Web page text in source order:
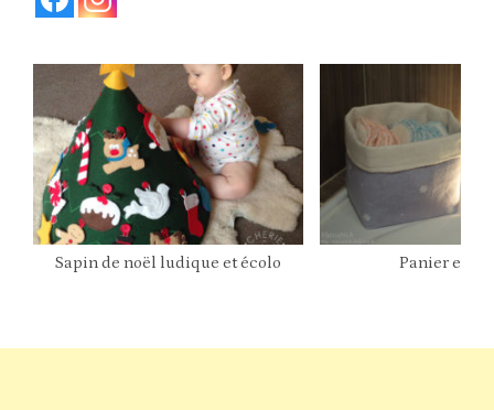
Sapin de noël ludique et écolo Panier en